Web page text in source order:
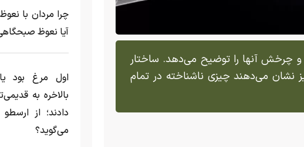
چرخش آنها را توضیح می‌دهد. ساختار
نشان می‌دهند چیزی ناشناخته در تمام
چرا مردان با
آیا نعوظ
اول مرغ بود
بالاخره به
دادند؛ از
می‌گوید؟